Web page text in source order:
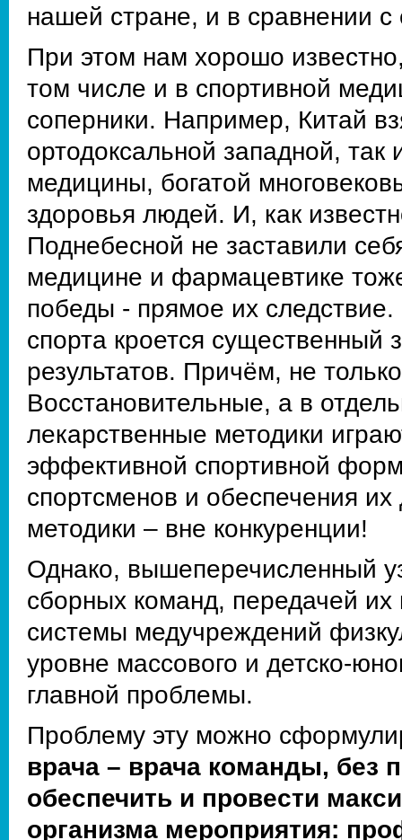
нашей стране, и в сравнении
При этом нам хорошо
том числе и в спортивной
соперники. Например, Китай
ортодоксальной западной, так
медицины, богатой
здоровья людей. И, как
Поднебесной не заставили
медицине и фармацевтике
победы - прямое их
спорта кроется существенный
результатов. Причём, не
Восстановительные, а в
лекарственные методики
эффективной спортивной
спортсменов и обеспечения
методики – вне конкуренции!
Однако, вышеперечисленный
сборных команд, передачей
системы медучреждений
уровне массового и детско-
главной проблемы.
Проблему эту можно
врача – врача команды, без
обеспечить и провести
организма мероприятия: